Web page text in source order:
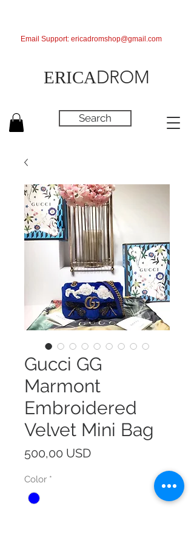
ERICADROM
Search
Email Support: ericadromshop@gmail.com
Gucci GG
Marmont
Embroidered
Velvet Mini Bag
500,00 USDPrezzo
Color *